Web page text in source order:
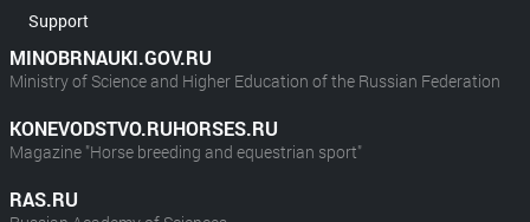
Support
MINOBRNAUKI.GOV.RU
Ministry of Science and Higher Education of the Russian Federation
KONEVODSTVO.RUHORSES.RU
Magazine "Horse breeding and equestrian sport"
RAS.RU